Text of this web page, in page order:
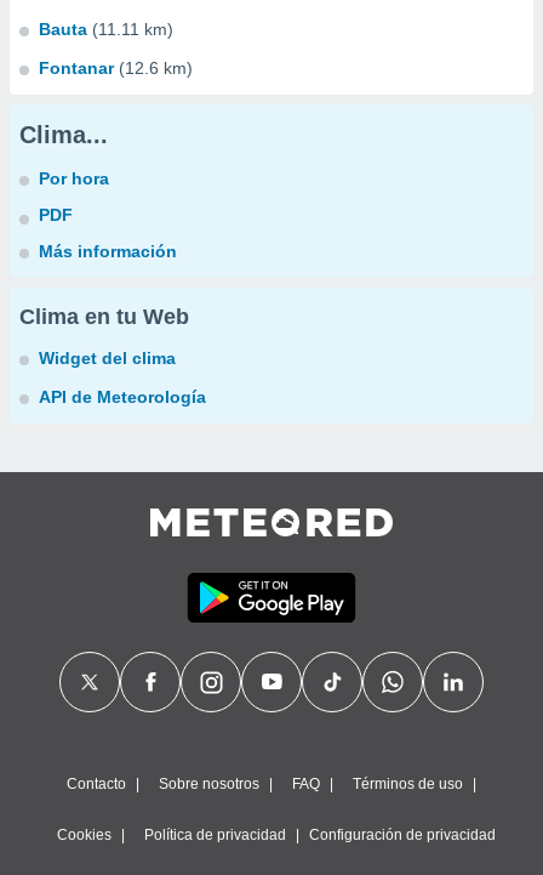
Bauta (11.11 km)
Fontanar (12.6 km)
Clima...
Por hora
PDF
Más información
Clima en tu Web
Widget del clima
API de Meteorología
Contacto Sobre nosotros FAQ Términos de uso
Cookies Política de privacidad Configuración de privacidad